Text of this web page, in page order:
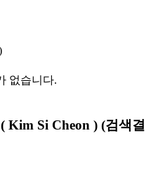
없습니다.
Kim Si Cheon ) (검색결